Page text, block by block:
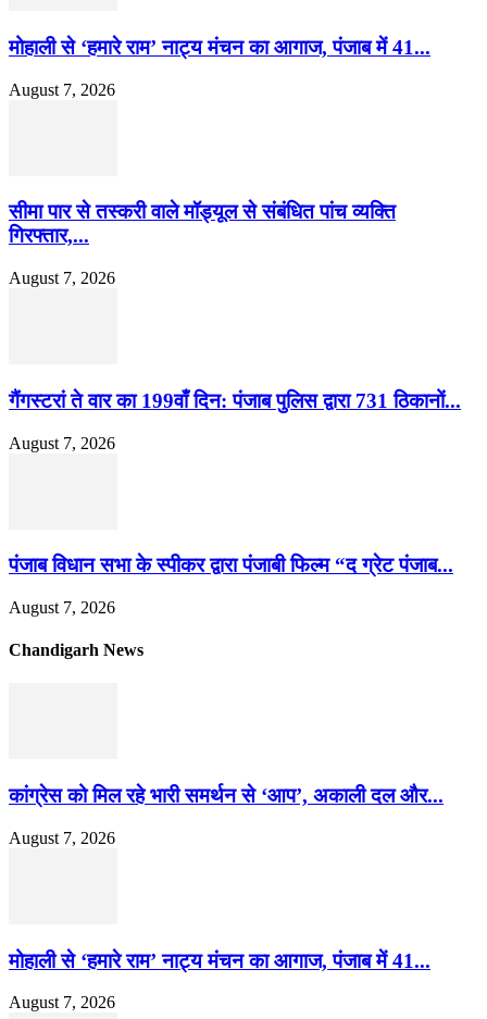
मोहाली से ‘हमारे राम’ नाट्य मंचन का आगाज, पंजाब में 41...
August 7, 2026
सीमा पार से तस्करी वाले मॉड्यूल से संबंधित पांच व्यक्ति
गिरफ्तार,...
August 7, 2026
गैंगस्टरां ते वार का 199वाँ दिन: पंजाब पुलिस द्वारा 731 ठिकानों...
August 7, 2026
पंजाब विधान सभा के स्पीकर द्वारा पंजाबी फिल्म “द ग्रेट पंजाब...
August 7, 2026
Chandigarh News
कांग्रेस को मिल रहे भारी समर्थन से ‘आप’, अकाली दल और...
August 7, 2026
मोहाली से ‘हमारे राम’ नाट्य मंचन का आगाज, पंजाब में 41...
August 7, 2026